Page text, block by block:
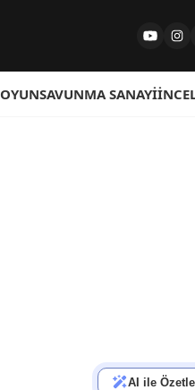
OYUNSAVUNMA SANAYI
AI ile Özetle